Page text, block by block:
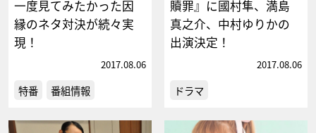
一度見てみたかった因
縁のネタ対決が続々実
現！
2017.08.06
特番 番組情報
贖罪』に國村隼、満島
真之介、中村ゆりかの
出演決定！
2017.08.06
ドラマ